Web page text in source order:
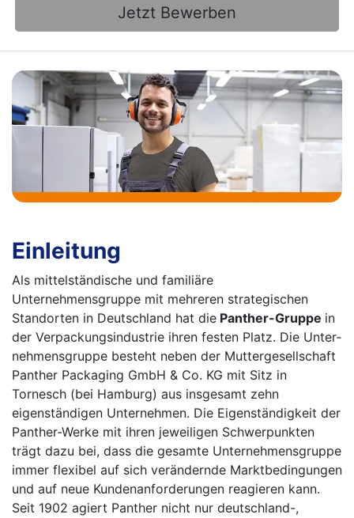
Jetzt Bewerben
Einleitung
Als mittelständische und familiäre
Unternehmensgruppe mit mehreren strategischen
Standorten in Deutschland hat die Panther-Gruppe in
der Verpackungsindustrie ihren festen Platz. Die Unter­
neh­mens­gruppe besteht neben der Muttergesellschaft
Panther Packaging GmbH & Co. KG mit Sitz in
Tornesch (bei Hamburg) aus insgesamt zehn
eigenständigen Unternehmen. Die Eigen­ständigkeit der
Panther-Werke mit ihren jeweiligen Schwerpunkten
trägt dazu bei, dass die gesamte Unternehmens­gruppe
immer flexibel auf sich verändernde Marktbedingungen
und auf neue Kundenanforderungen reagieren kann.
Seit 1902 agiert Panther nicht nur deutschland-,